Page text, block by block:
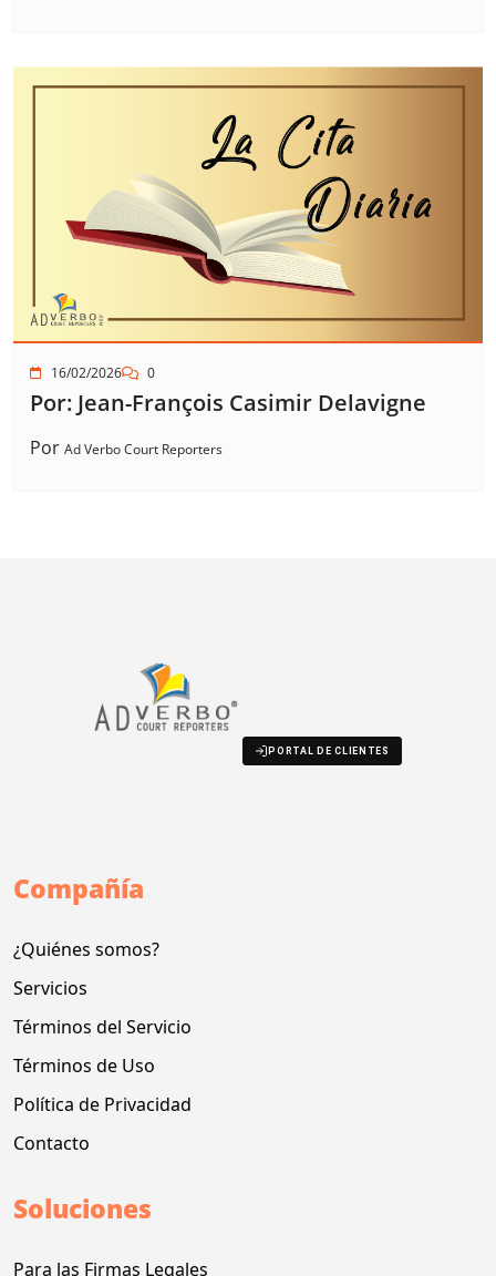
16/02/2026 0
Por: Jean-François Casimir Delavigne
Por Ad Verbo Court Reporters
PORTAL DE CLIENTES
Compañía
¿Quiénes somos?
Servicios
Términos del Servicio
Términos de Uso
Política de Privacidad
Contacto
Soluciones
Para las Firmas Legales